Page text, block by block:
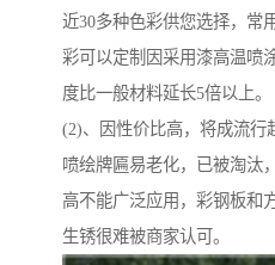
近30多种色彩供您选择，常
彩可以定制因采用漆高温喷
度比一般材料延长5倍以上。
(2)、因性价比高，将成流行
喷绘牌匾易老化，已被淘汰
高不能广泛应用，彩钢板和
生锈很难被商家认可。